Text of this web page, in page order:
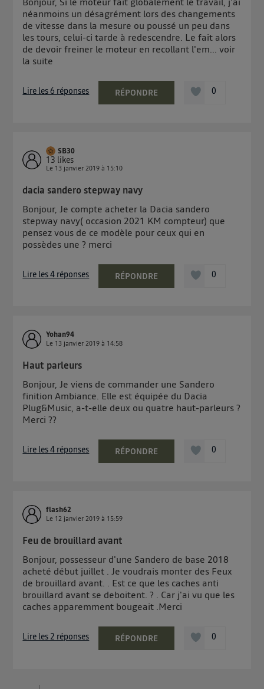
néanmoins un désagrément lors des changements
de vitesse dans la mesure ou poussé un peu dans
les tours, celui-ci tarde à redescendre. Le fait alors
de devoir freiner le moteur en recollant l'em...voir
la suite
Lire les 6 réponses RÉPONDRE 0
SB30
13 likes
Le 13 janvier 2019 à 15:10
dacia sandero stepway navy
Bonjour, Je compte acheter la Dacia sandero
stepway navy( occasion 2021 KM compteur) que
pensez vous de ce modèle pour ceux qui en
possèdes une ? merci
Lire les 4 réponses RÉPONDRE 0
Yohan94
Le 13 janvier 2019 à 14:58
Haut parleurs
Bonjour, Je viens de commander une Sandero
finition Ambiance. Elle est équipée du Dacia
Plug&Music, a-t-elle deux ou quatre haut-parleurs ?
Merci ??
Lire les 4 réponses RÉPONDRE 0
flash62
Le 12 janvier 2019 à 15:59
Feu de brouillard avant
Bonjour, possesseur d'une Sandero de base 2018
acheté début juillet . Je voudrais monter des Feux
de brouillard avant. . Est ce que les caches anti
brouillard avant se deboitent. ? . Car j'ai vu que les
caches apparemment bougeait .Merci
Lire les 2 réponses RÉPONDRE 0